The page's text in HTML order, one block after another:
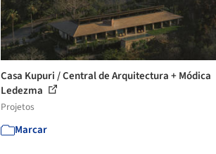
Casa Kupuri / Central de Arquitectura + Módica
Ledezma
Projetos
Marcar